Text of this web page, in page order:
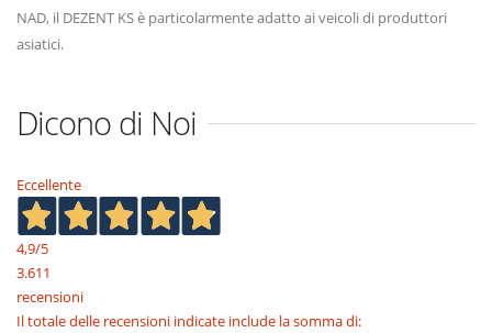
NAD, il DEZENT KS è particolarmente adatto ai veicoli di produttori
asiatici.
Dicono di Noi
Eccellente
4,9/5
3.611
recensioni
Il totale delle recensioni indicate include la somma di: